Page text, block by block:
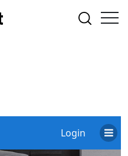
Login